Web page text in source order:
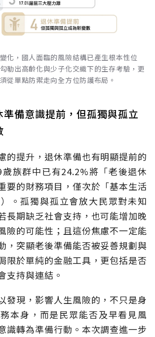
化，國人面臨的風險結構已產生根本性位
勒出高齡化與少子化交織下的生存考驗，更
從單點防禦走向全方位防護布局。
備意識提前，但孤獨與孤立
的提升，退休準備也有明顯提前的
族群中已有24.2%將「老後退休
要的財務項目，僅次於「基本生活
。孤獨與孤立會放大民眾對未知
長期缺乏社會支持，也可能增加晚
險的可能性；且這份焦慮不一定能
，突顯老後準備能否被妥善規劃與
限於單純的金融工具，更包括是否
支持與連結。
發現，影響人生風險的，不只是身
本身，而是民眾能否及早看見風
識轉為準備行動。本次調查進一步